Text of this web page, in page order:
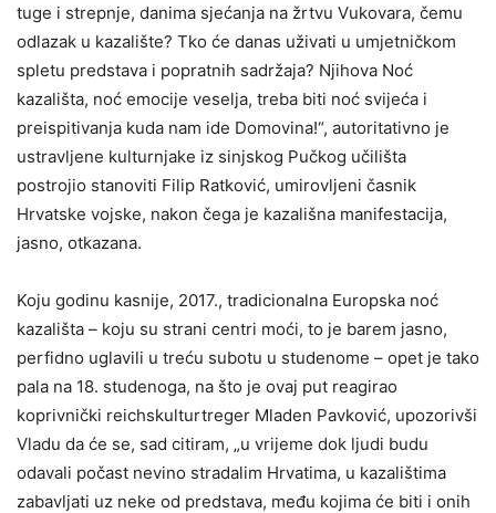
tuge i strepnje, danima sjećanja na žrtvu Vukovara, čemu
odlazak u kazalište? Tko će danas uživati u umjetničkom
spletu predstava i popratnih sadržaja? Njihova Noć
kazališta, noć emocije veselja, treba biti noć svijeća i
preispitivanja kuda nam ide Domovina!“, autoritativno je
ustravljene kulturnjake iz sinjskog Pučkog učilišta
postrojio stanoviti Filip Ratković, umirovljeni časnik
Hrvatske vojske, nakon čega je kazališna manifestacija,
jasno, otkazana.
Koju godinu kasnije, 2017., tradicionalna Europska noć
kazališta – koju su strani centri moći, to je barem jasno,
perfidno uglavili u treću subotu u studenome – opet je tako
pala na 18. studenoga, na što je ovaj put reagirao
koprivnički reichskulturtreger Mladen Pavković, upozorivši
Vladu da će se, sad citiram, „u vrijeme dok ljudi budu
odavali počast nevino stradalim Hrvatima, u kazalištima
zabavljati uz neke od predstava, među kojima će biti i onih